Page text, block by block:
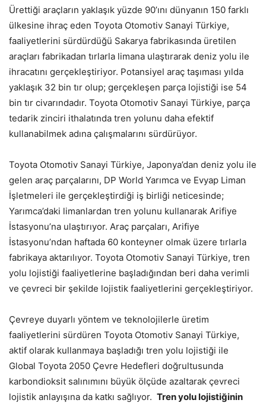
Ürettiği araçların yaklaşık yüzde 90’ını dünyanın 150 farklı
ülkesine ihraç eden Toyota Otomotiv Sanayi Türkiye,
faaliyetlerini sürdürdüğü Sakarya fabrikasında üretilen
araçları fabrikadan tırlarla limana ulaştırarak deniz yolu ile
ihracatını gerçekleştiriyor. Potansiyel araç taşıması yılda
yaklaşık 32 bin tır olup; gerçekleşen parça lojistiği ise 54
bin tır civarındadır. Toyota Otomotiv Sanayi Türkiye, parça
tedarik zinciri ithalatında tren yolunu daha efektif
kullanabilmek adına çalışmalarını sürdürüyor.
Toyota Otomotiv Sanayi Türkiye, Japonya’dan deniz yolu ile
gelen araç parçalarını, DP World Yarımca ve Evyap Liman
İşletmeleri ile gerçekleştirdiği iş birliği neticesinde;
Yarımca’daki limanlardan tren yolunu kullanarak Arifiye
İstasyonu’na ulaştırıyor. Araç parçaları, Arifiye
İstasyonu’ndan haftada 60 konteyner olmak üzere tırlarla
fabrikaya aktarılıyor. Toyota Otomotiv Sanayi Türkiye, tren
yolu lojistiği faaliyetlerine başladığından beri daha verimli
ve çevreci bir şekilde lojistik faaliyetlerini gerçekleştiriyor.
Çevreye duyarlı yöntem ve teknolojilerle üretim
faaliyetlerini sürdüren Toyota Otomotiv Sanayi Türkiye,
aktif olarak kullanmaya başladığı tren yolu lojistiği ile
Global Toyota 2050 Çevre Hedefleri doğrultusunda
karbondioksit salınımını büyük ölçüde azaltarak çevreci
lojistik anlayışına da katkı sağlıyor. Tren yolu lojistiğinin